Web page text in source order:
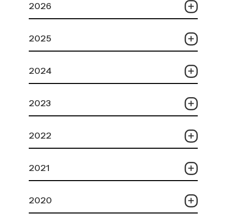
2026
2025
2024
2023
2022
2021
2020